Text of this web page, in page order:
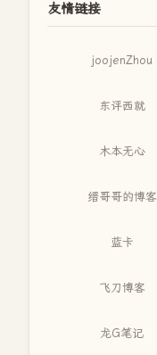
友情链接
joojenZhou
东评西就
木本无心
缙哥哥的博客
蓝卡
飞刀博客
龙G笔记